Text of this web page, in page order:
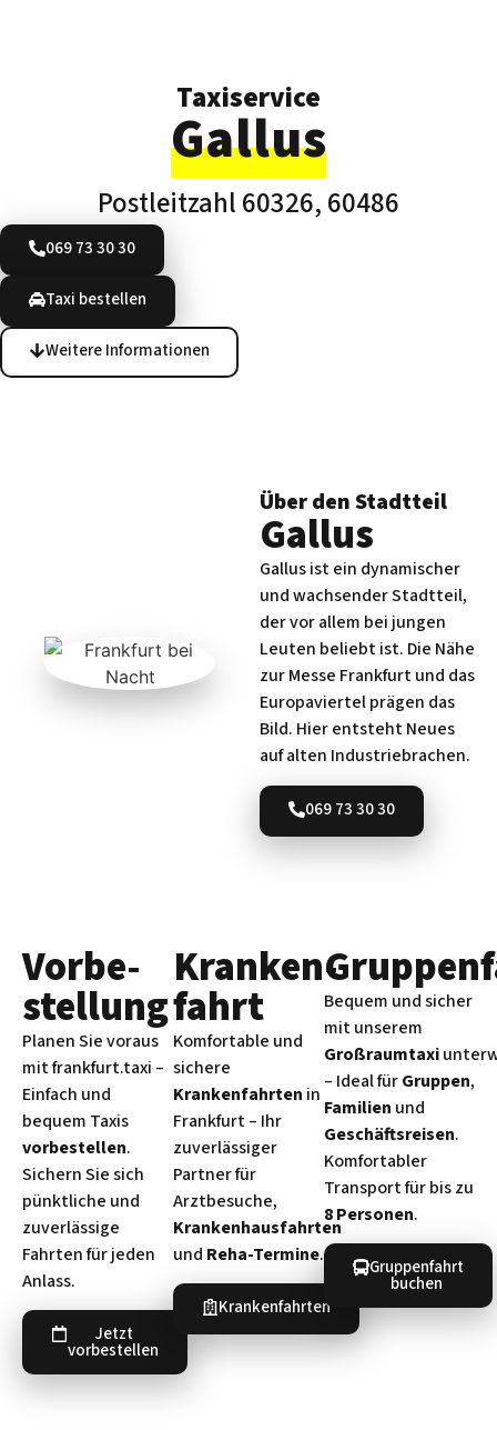
Taxiservice
Gallus
Postleitzahl 60326, 60486
069 73 30 30
Taxi bestellen
Weitere Informationen
Über den Stadtteil
Gallus
Gallus ist ein dynamischer
und wachsender Stadtteil,
der vor allem bei jungen
Leuten beliebt ist. Die Nähe
zur Messe Frankfurt und das
Europaviertel prägen das
Bild. Hier entsteht Neues
auf alten Industriebrachen.
069 73 30 30
Vorbe­
stellung
Planen Sie voraus
mit frankfurt.taxi –
Einfach und
bequem Taxis
vorbestellen.
Sichern Sie sich
pünktliche und
zuverlässige
Fahrten für jeden
Anlass.
Jetzt
vorbestellen
Kranken­
fahrt
Komfortable und
sichere
Krankenfahrten in
Frankfurt – Ihr
zuverlässiger
Partner für
Arztbesuche,
Krankenhausfahrten
und Reha-Termine.
Krankenfahrten
Bequem und sicher
mit unserem
Großraumtaxi
– Ideal fürGruppen,
Familien und
Geschäftsreisen.
Komfortabler
Transport für bis zu
8 Personen.
Gruppenfahrt
buchen